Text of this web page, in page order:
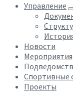
Управление
Новости
Мероприятия
Спортивные
Проекты